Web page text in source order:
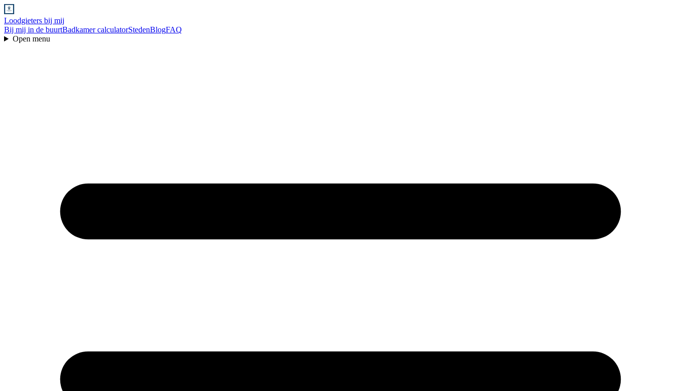
Loodgieters bij mij
Bij mij in de buurtBadkamer calculatorStedenBlogFAQ
Open menu